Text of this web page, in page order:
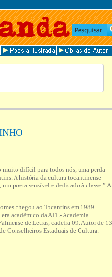
muito difícil para todos nós, uma perda
A história da cultura tocantinense
poeta sensível e dedicado à classe.” A
chegou ao Tocantins em 1989.
acadêmico da ATL- Academia
de Letras, cadeira 09. Autor de 13
Conselheiros Estaduais de Cultura.